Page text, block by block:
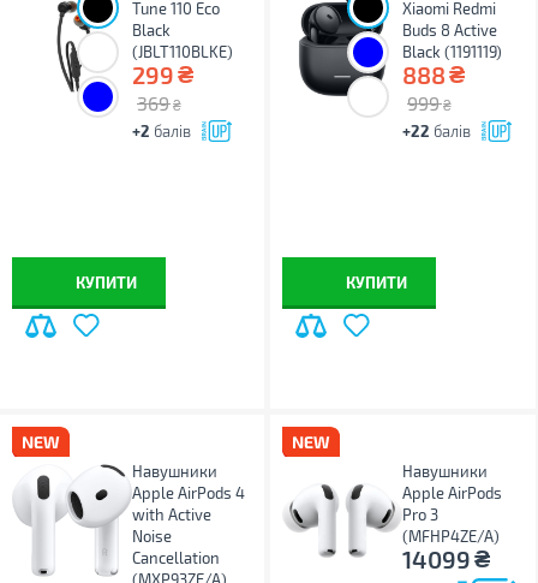
Tune 110 Eco
Black
(JBLT110BLKE)
299₴
369 ₴
+2 балів
КУПИТИ
Xiaomi Redmi
Buds 8 Active
Black (1191119)
888₴
999 ₴
+22 балів
КУПИТИ
Навушники
Apple AirPods 4
with Active
Noise
Cancellation
Навушники
Apple AirPods
Pro 3
(MFHP4ZE/A)
14099₴